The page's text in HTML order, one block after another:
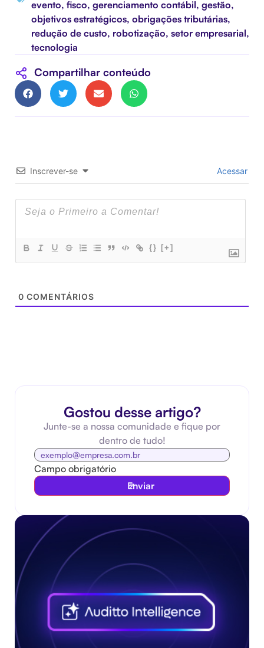
evento, fisco, gerenciamento contábil, gestão,
objetivos estratégicos, obrigações tributárias,
redução de custo, robotização, setor empresarial,
tecnologia
Compartilhar conteúdo
Inscrever-se Acessar
{} [+]
0 COMENTÁRIOS
Gostou desse artigo?
Junte-se a nossa comunidade e fique por
dentro de tudo!
Campo obrigatório
Enviar